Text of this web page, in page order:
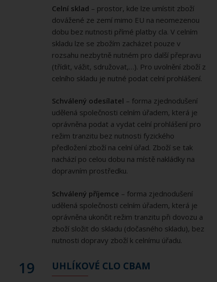
Celní sklad – prostor, kde lze umístit zboží
dovážené ze zemí mimo EU na neomezenou
dobu bez nutnosti přímé platby cla. V celním
skladu lze se zbožím zacházet pouze v
rozsahu nezbytně nutném pro další přepravu
(třídit, vážit, sdružovat,…). Pro uvolnění zboží z
celního skladu je nutné podat celní prohlášení.
Schválený odesílatel – forma zjednodušení
udělená společnosti celním úřadem, která je
oprávněna podat a vydat celní prohlášení pro
režim tranzitu bez nutnosti fyzického
předložení zboží na celní úřad. Zboží se tak
nachází po celou dobu na místě nakládky na
dopravním prostředku.
Schválený příjemce – forma zjednodušení
udělená společnosti celním úřadem, která je
oprávněna ukončit režim tranzitu při dovozu a
zboží složit do skladu (dočasného skladu), bez
nutnosti dopravy zboží k celnímu úřadu.
19 UHLÍKOVÉ CLO CBAM